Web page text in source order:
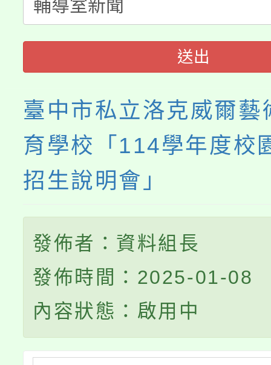
程
送出
臺中市私立洛克威爾藝
育學校「114學年度校
招生說明會」
發佈者：資料組長
發佈時間：2025-01-08
內容狀態：啟用中